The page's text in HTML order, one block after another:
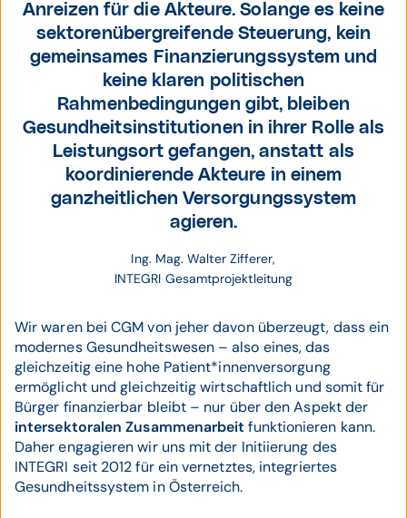
Anreizen für die Akteure. Solange es keine
sektorenübergreifende Steuerung, kein
gemeinsames Finanzierungssystem und
keine klaren politischen
Rahmenbedingungen gibt, bleiben
Gesundheitsinstitutionen in ihrer Rolle als
Leistungsort gefangen, anstatt als
koordinierende Akteure in einem
ganzheitlichen Versorgungssystem
agieren.
Ing. Mag. Walter Zifferer,
INTEGRI Gesamtprojektleitung
Wir waren bei CGM von jeher davon überzeugt, dass ein
modernes Gesundheitswesen – also eines, das
gleichzeitig eine hohe Patient*innenversorgung
ermöglicht und gleichzeitig wirtschaftlich und somit für
Bürger finanzierbar bleibt – nur über den Aspekt der
intersektoralen Zusammenarbeitfunktionieren kann.
Daher engagieren wir uns mit der Initiierung des
INTEGRI seit 2012 für ein vernetztes, integriertes
Gesundheitssystem in Österreich.